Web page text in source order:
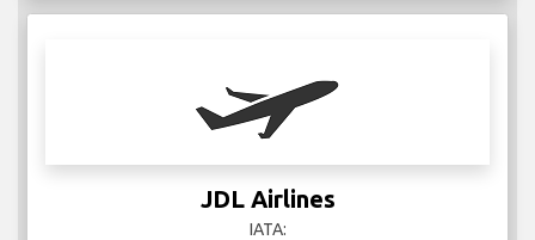
JDL Airlines
IATA: